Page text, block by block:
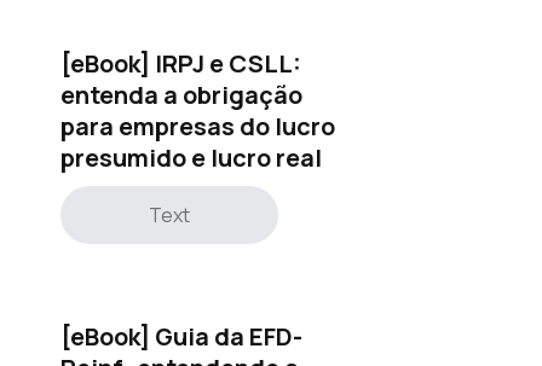
[eBook] IRPJ e CSLL:
entenda a obrigação
para empresas do lucro
presumido e lucro real
Text
[eBook] Guia da EFD-